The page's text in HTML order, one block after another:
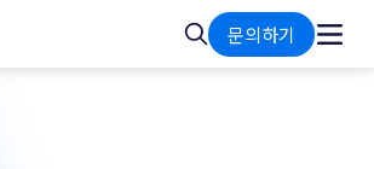
검
색
문의하기